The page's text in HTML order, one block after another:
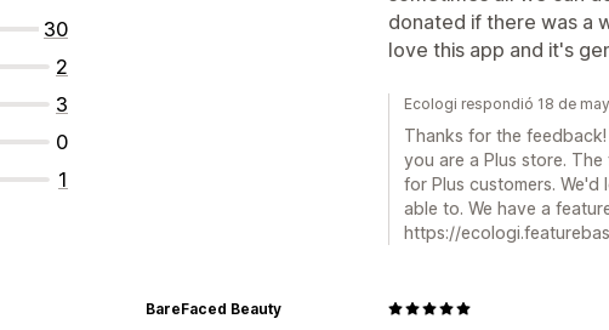
30
2
3
0
1
donated if there was a
love this app and it's
Ecologi respondió 18 de
Thanks for the
you are a Plus store.
for Plus customers.
able to. We have a
https://
BareFaced Beauty